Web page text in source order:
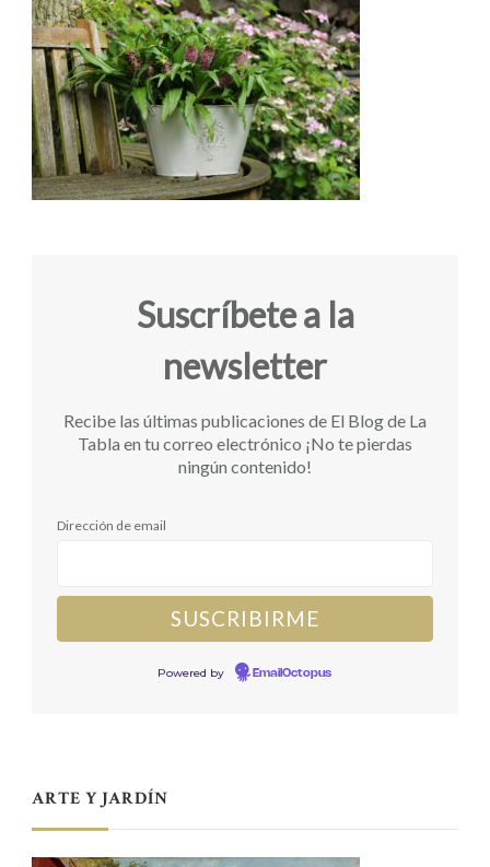
Suscríbete a la
newsletter
Recibe las últimas publicaciones de El Blog de La
Tabla en tu correo electrónico ¡No te pierdas
ningún contenido!
Dirección de email
Powered by EmailOctopus
ARTE Y JARDÍN